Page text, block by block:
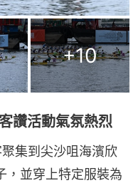
+10
讚活動氣氛熱烈
集到尖沙咀海濱欣
，並穿上特定服裝為